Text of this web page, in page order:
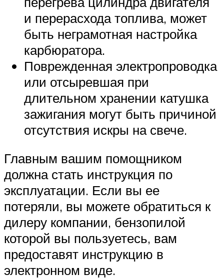
и перерасхода топлива, может
быть неграмотная настройка
карбюратора.
Поврежденная электропроводка
или отсыревшая при
длительном хранении катушка
зажигания могут быть причиной
отсутствия искры на свече.
Главным вашим помощником
должна стать инструкция по
эксплуатации. Если вы ее
потеряли, вы можете обратиться к
дилеру компании, бензопилой
которой вы пользуетесь, вам
предоставят инструкцию в
электронном виде.